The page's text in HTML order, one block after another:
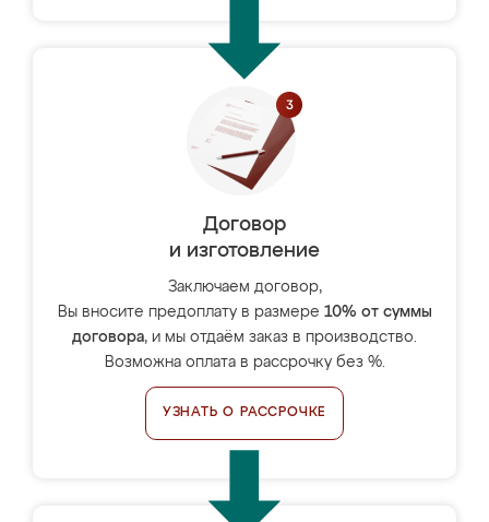
Договор
и изготовление
Заключаем договор,
Вы вносите предоплату в размере 10% от суммы
договора, и мы отдаём заказ в производство.
Возможна оплата в рассрочку без %.
УЗНАТЬ О РАССРОЧКЕ